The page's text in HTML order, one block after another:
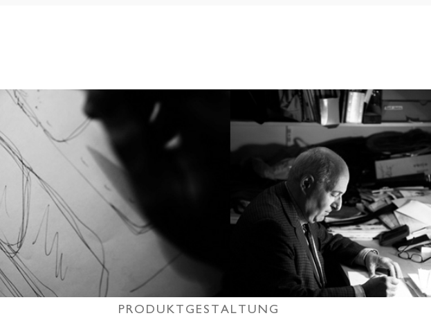
PRODUKTGESTALTUNG